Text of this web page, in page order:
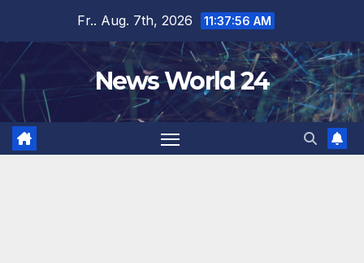
springen
Fr.. Aug. 7th, 2026 11:37:56 AM
News World 24